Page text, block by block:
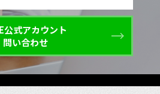
公式アカウント
問い合わせ